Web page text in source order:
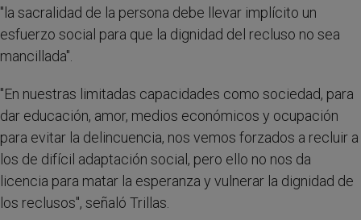
"la sacralidad de la persona debe llevar implícito un
esfuerzo social para que la dignidad del recluso no sea
mancillada".
"En nuestras limitadas capacidades como sociedad, para
dar educación, amor, medios económicos y ocupación
para evitar la delincuencia, nos vemos forzados a recluir a
los de difícil adaptación social, pero ello no nos da
licencia para matar la esperanza y vulnerar la dignidad de
los reclusos", señaló Trillas.